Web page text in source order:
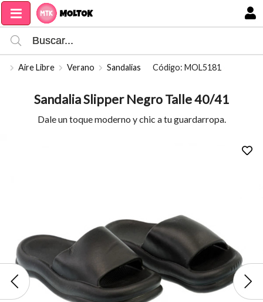
Compartir por email
Aire Libre Verano Sandalias Código: MOL5181
Sandalia Slipper Negro Talle 40/41
Dale un toque moderno y chic a tu guardarropa.